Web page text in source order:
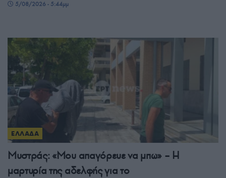
5/08/2026 - 5:44μμ
ΕΛΛΑΔΑ
Μυστράς: «Μου απαγόρευε να μπω» – Η
μαρτυρία της αδελφής για το